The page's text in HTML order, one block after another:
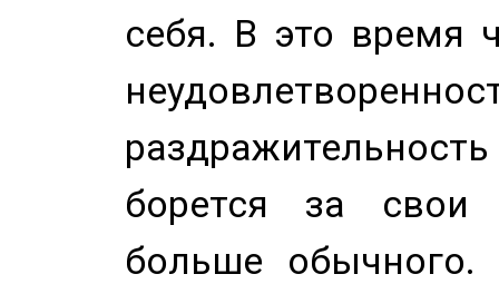
себя. В это время
борется за свои
больше